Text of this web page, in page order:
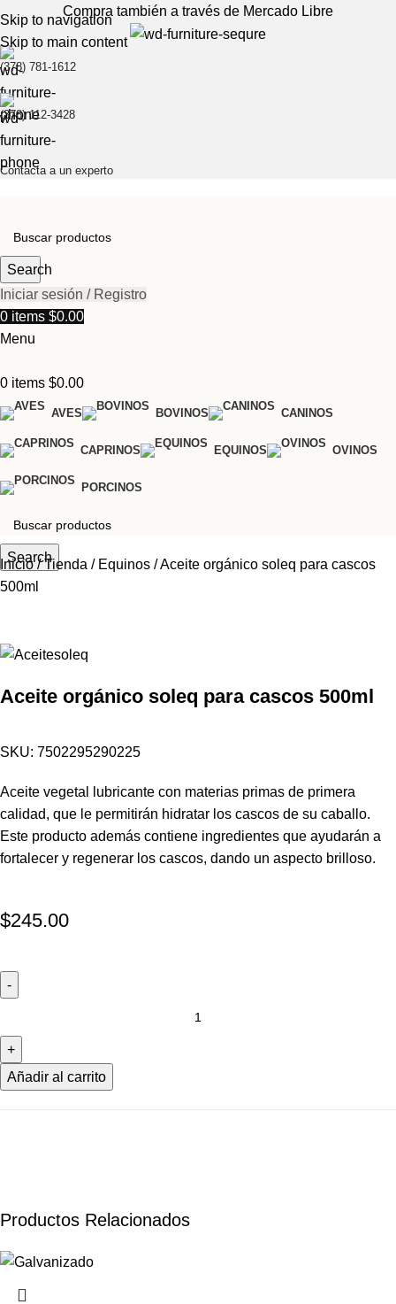
Skip to navigation
Skip to main content
Compra también a través de Mercado Libre
(378) 781-1612
(378) 112-3428
Contacta a un experto
Search
Iniciar sesión / Registro
0 items $0.00
Menu
0 items $0.00
AVES BOVINOS CANINOS
CAPRINOS EQUINOS OVINOS
PORCINOS
Search
Inicio Tienda Equinos
Aceite orgánico soleq para cascos
500ml
Aceite orgánico soleq para cascos 500ml
SKU: 7502295290225
Aceite vegetal lubricante con materias primas de primera
calidad, que le permitirán hidratar los cascos de su caballo.
Este producto además contiene ingredientes que ayudarán a
fortalecer y regenerar los cascos, dando un aspecto brilloso.
$245.00
Añadir al carrito
Productos Relacionados